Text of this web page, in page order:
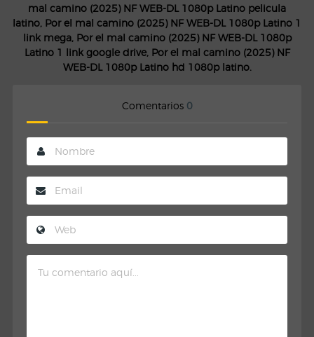
mal camino (2025) NF WEB-DL 1080p Latino pelicula
latino, Por el mal camino (2025) NF WEB-DL 1080p Latino 1
link mega, Por el mal camino (2025) NF WEB-DL 1080p
Latino 1 link google drive, Por el mal camino (2025) NF
WEB-DL 1080p Latino hd 1080p latino.
Comentarios 0